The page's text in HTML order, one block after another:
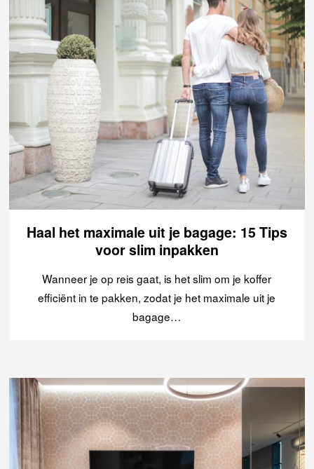
Haal het maximale uit je bagage: 15 Tips
voor slim inpakken
Wanneer je op reis gaat, is het slim om je koffer
efficiënt in te pakken, zodat je het maximale uit je
bagage…